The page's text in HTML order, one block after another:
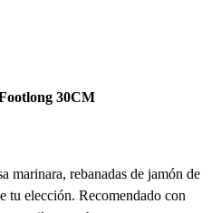
30CM
marinara, rebanadas de jamón de
tu elección. Recomendado con